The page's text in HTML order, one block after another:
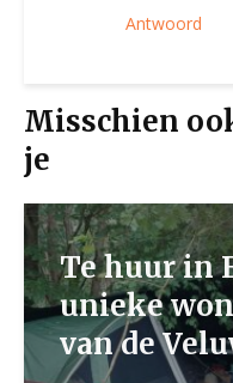
Antwoord
Misschien
je
Te huur in
unieke
van de